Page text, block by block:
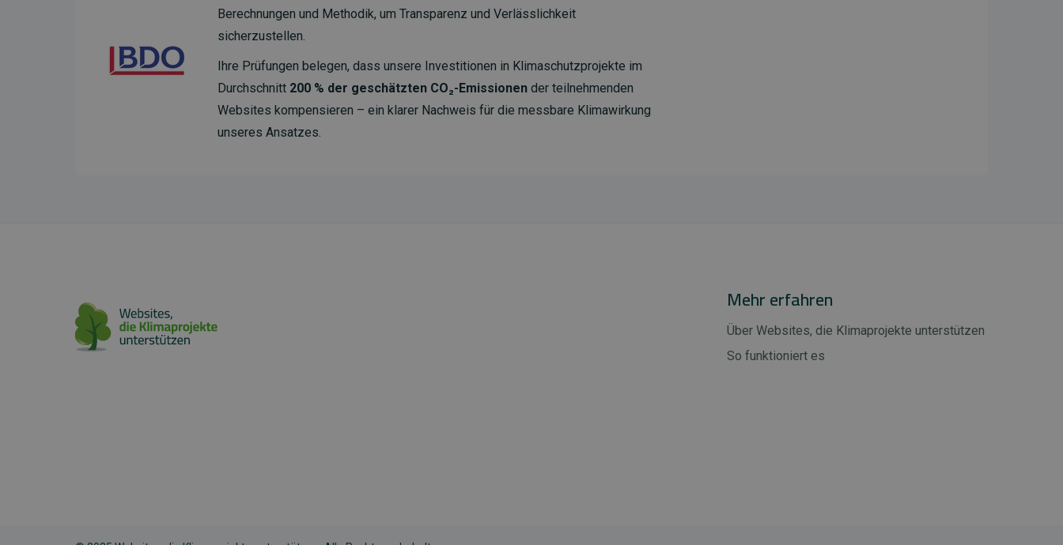
Berechnungen und Methodik, um Transparenz und Verlässlichkeit
sicherzustellen.
Ihre Prüfungen belegen, dass unsere Investitionen in Klimaschutzprojekte im
Durchschnitt 200 % der geschätzten CO₂-Emissionen der teilnehmenden
Websites kompensieren – ein klarer Nachweis für die messbare Klimawirkung
unseres Ansatzes.
Mehr erfahren
Über Websites, die Klimaprojekte unterstützen
So funktioniert es